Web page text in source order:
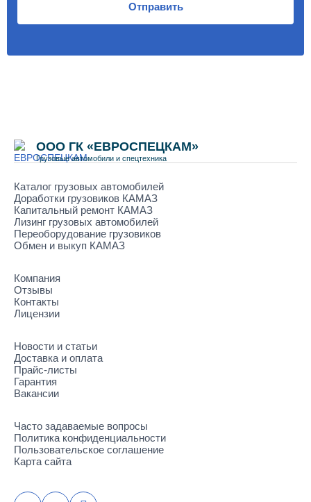
Отправить
ООО ГК «ЕВРОСПЕЦКАМ»
Грузовые автомобили и спецтехника
Каталог грузовых автомобилей
Доработки грузовиков КАМАЗ
Капитальный ремонт КАМАЗ
Лизинг грузовых автомобилей
Переоборудование грузовиков
Обмен и выкуп КАМАЗ
Компания
Отзывы
Контакты
Лицензии
Новости и статьи
Доставка и оплата
Прайс-листы
Гарантия
Вакансии
Часто задаваемые вопросы
Политика конфиденциальности
Пользовательское соглашение
Карта сайта